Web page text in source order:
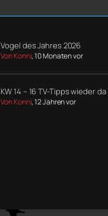
Vogel des Jahres 2026
Von Konni, 10 Monaten vor
KW 14 – 16 TV-Tipps wieder da
Von Konni, 12 Jahren vor